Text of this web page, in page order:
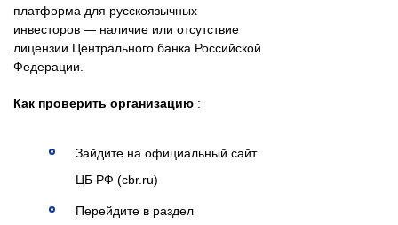
платформа для русскоязычных
инвесторов — наличие или отсутствие
лицензии Центрального банка Российской
Федерации.
Как проверить организацию :
Зайдите на официальный сайт
ЦБ РФ (cbr.ru)
Перейдите в раздел